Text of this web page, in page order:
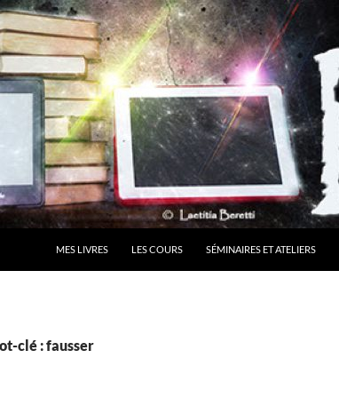
MES LIVRES LES COURS SÉMINAIRES ET ATELIERS
clé : fausser